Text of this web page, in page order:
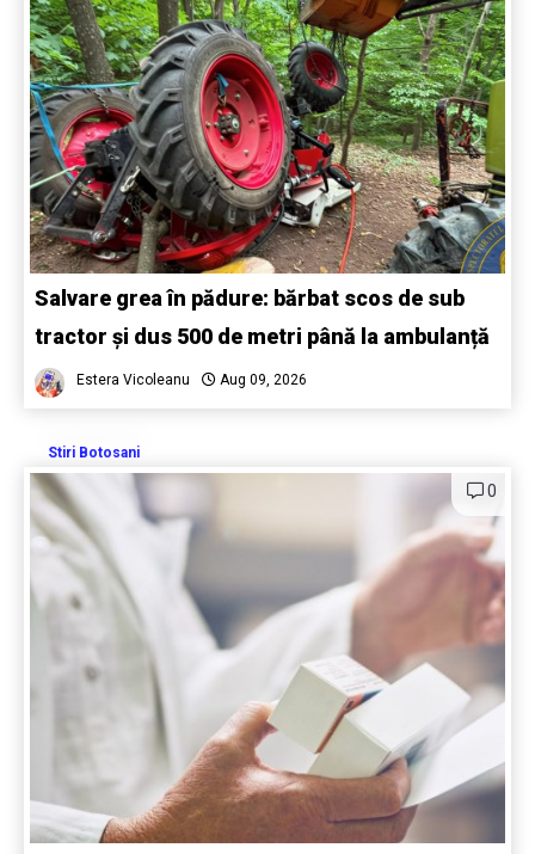
Salvare grea în pădure: bărbat scos de sub
tractor și dus 500 de metri până la ambulanță
Estera Vicoleanu Aug 09, 2026
Stiri Botosani
0